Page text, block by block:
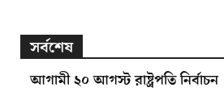
সর্বশেষ
আগামী ২০ আগস্ট রাষ্ট্রপতি নির্বাচন